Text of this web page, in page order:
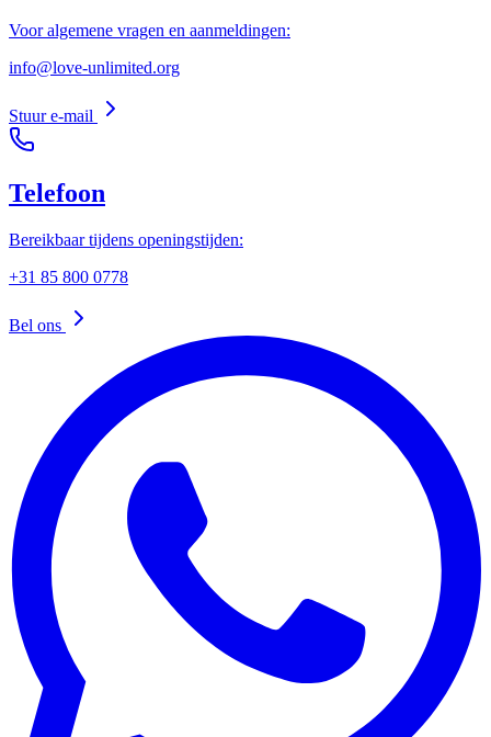
Voor algemene vragen en aanmeldingen:
info@love-unlimited.org
Stuur e-mail
Telefoon
Bereikbaar tijdens openingstijden:
+31 85 800 0778
Bel ons